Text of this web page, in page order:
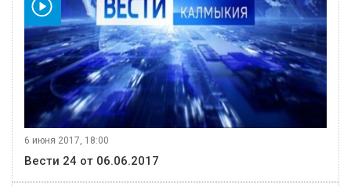
6 июня 2017, 18:00
Вести 24 от 06.06.2017